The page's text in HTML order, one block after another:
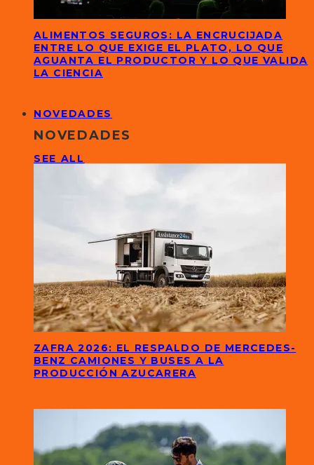
ALIMENTOS SEGUROS: LA ENCRUCIJADA
ENTRE LO QUE EXIGE EL PLATO, LO QUE
AGUANTA EL PRODUCTOR Y LO QUE VALIDA
LA CIENCIA
NOVEDADES
NOVEDADES
SEE ALL
ZAFRA 2026: EL RESPALDO DE MERCEDES-
BENZ CAMIONES Y BUSES A LA
PRODUCCIÓN AZUCARERA